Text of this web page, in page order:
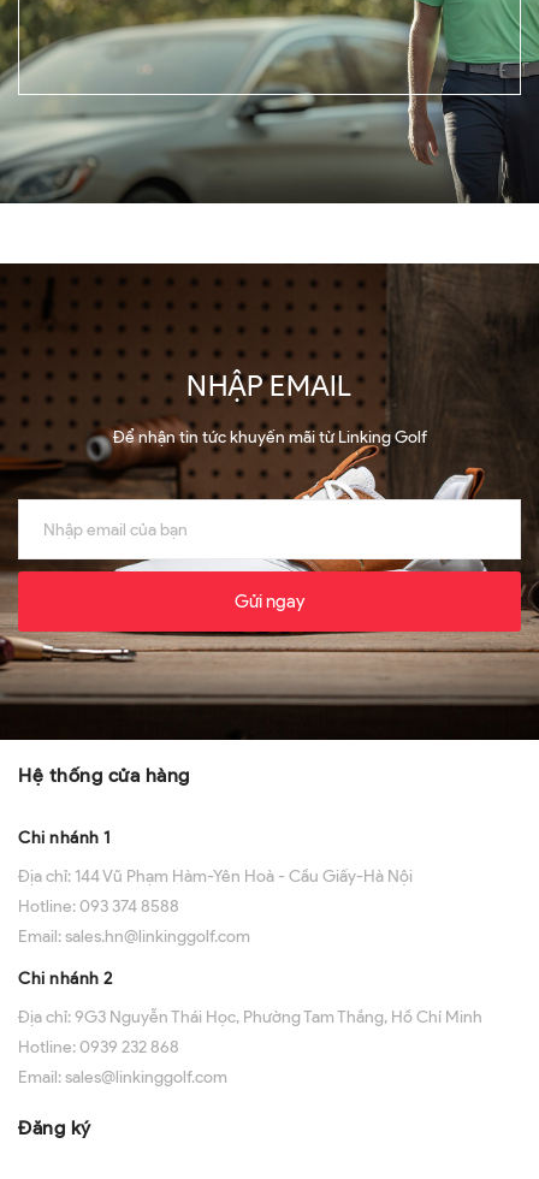
NHẬP EMAIL
Để nhận tin tức khuyến mãi từ Linking Golf
Gửi ngay
Hệ thống cửa hàng
Chi nhánh 1
Địa chỉ: 144 Vũ Phạm Hàm-Yên Hoà - Cầu Giấy-Hà Nội
Hotline:093 374 8588
Email:sales.hn@linkinggolf.com
Chi nhánh 2
Địa chỉ:9G3 Nguyễn Thái Học, Phường Tam Thắng, Hồ Chí Minh
Hotline:0939 232 868
Email:sales@linkinggolf.com
Đăng ký